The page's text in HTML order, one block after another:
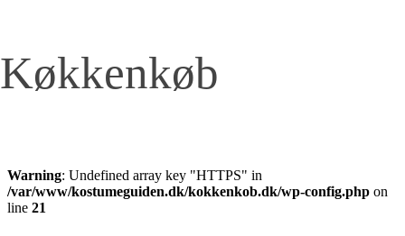
Warning: Undefined array key "HTTPS" in
/var/www/kostumeguiden.dk/kokkenkob.dk/wp-config.php on
line 21
Køkkenkøb